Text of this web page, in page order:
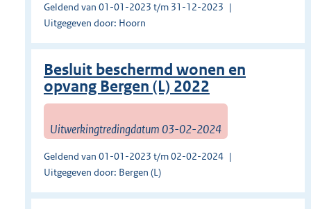
Geldend van 01-01-2023 t/m 31-12-2023
Uitgegeven door: Hoorn
Besluit beschermd wonen en
opvang Bergen (L) 2022
Uitwerkingtredingdatum 03-02-2024
Geldend van 01-01-2023 t/m 02-02-2024
Uitgegeven door: Bergen (L)